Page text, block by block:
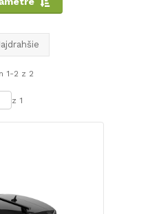
1-2 z 2
z 1